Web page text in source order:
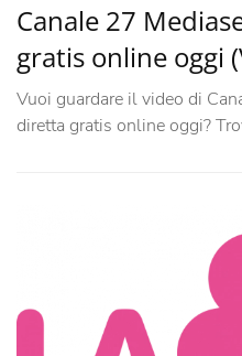
Canale 27
gratis online oggi
Vuoi guardare il video di
diretta gratis online oggi?